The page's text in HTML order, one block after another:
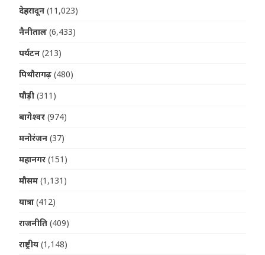
देहरादून (11,023)
नैनीताल (6,433)
पर्यटन (213)
पिथौरागढ़ (480)
पौड़ी (311)
बागेश्वर (974)
मनोरंजन (37)
महानगर (151)
मौसम (1,131)
यात्रा (412)
राजनीति (409)
राष्ट्रीय (1,148)